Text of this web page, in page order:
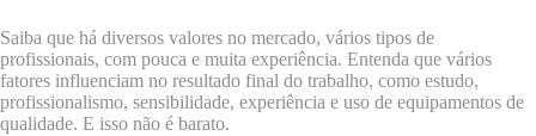
Saiba que há diversos valores no mercado, vários tipos de
profissionais, com pouca e muita experiência. Entenda que vários
fatores influenciam no resultado final do trabalho, como estudo,
profissionalismo, sensibilidade, experiência e uso de equipamentos de
qualidade. E isso não é barato.